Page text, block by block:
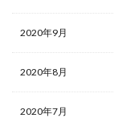
2020年9月
2020年8月
2020年7月